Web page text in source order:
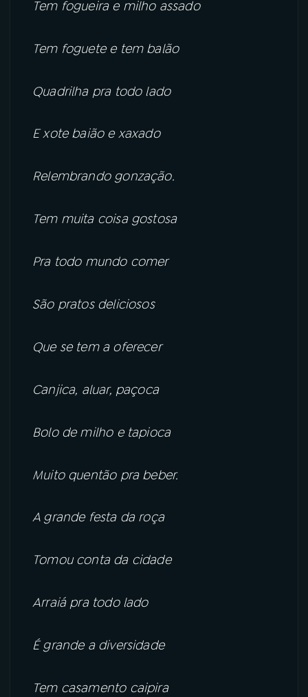
Tem fogueira e milho assado
Tem foguete e tem balão
Quadrilha pra todo lado
E xote baião e xaxado
Relembrando gonzação.
Tem muita coisa gostosa
Pra todo mundo comer
São pratos deliciosos
Que se tem a oferecer
Canjica, aluar, paçoca
Bolo de milho e tapioca
Muito quentão pra beber.
A grande festa da roça
Tomou conta da cidade
Arraiá pra todo lado
É grande a diversidade
Tem casamento caipira